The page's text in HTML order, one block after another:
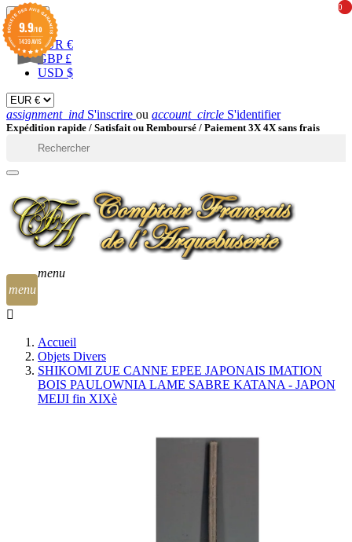
EUR 
EUR €
GBP £
USD $
assignment_ind S'inscrire ou account_circle S'identifier
Expédition rapide / Satisfait ou Remboursé / Paiement 3X 4X sans frais
menu
0
0
menu
Accueil
Objets Divers
SHIKOMI ZUE CANNE EPEE JAPONAIS IMATION
BOIS PAULOWNIA LAME SABRE KATANA - JAPON
MEIJI fin XIXè
9.9/10
1439 AVIS